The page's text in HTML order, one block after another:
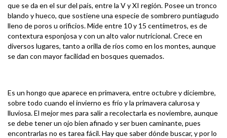
que se da en el sur del país, entre la V y XI región. Posee un tronco
blando y hueco, que sostiene una especie de sombrero puntiagudo
lleno de poros u orificios. Mide entre 10 y 15 centímetros, es de
contextura esponjosa y con un alto valor nutricional. Crece en
diversos lugares, tanto a orilla de ríos como en los montes, aunque
se dan con mayor facilidad en bosques quemados.
Es un hongo que aparece en primavera, entre octubre y diciembre,
sobre todo cuando el invierno es frío y la primavera calurosa y
lluviosa. El mejor mes para salir a recolectarla es noviembre, aunque
se debe tener un ojo bien afinado y ser buen caminante, pues
encontrarlas no es tarea fácil. Hay que saber dónde buscar, y por lo